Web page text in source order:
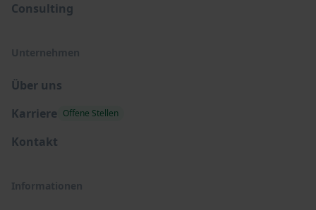
Consulting
Unternehmen
Über uns
Karriere Offene Stellen
Kontakt
Informationen